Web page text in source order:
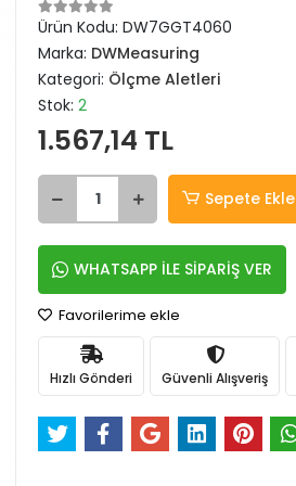
Ürün Kodu: DW7GGT4060
Marka: DWMeasuring
Kategori: Ölçme Aletleri
Stok: 2
1.567,14 TL
Sepete Ekle
WHATSAPP İLE SİPARİŞ VER
Favorilerime ekle
Hızlı Gönderi Güvenli Alışveriş